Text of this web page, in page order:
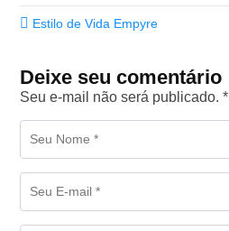
Estilo de Vida Empyre
Deixe seu comentário
Seu e-mail não será publicado.